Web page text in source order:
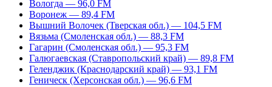
Вологда — 96,0 FM
Воронеж — 89,4 FM
Вышний Волочек (Тверская обл.) — 104,5 FM
Вязьма (Смоленская обл.) — 88,3 FM
Гагарин (Смоленская обл.) — 95,3 FM
Галюгаевская (Ставропольский край) — 89,8 FM
Геленджик (Краснодарский край) — 93,1 FM
Геническ (Херсонская обл.) — 96,6 FM